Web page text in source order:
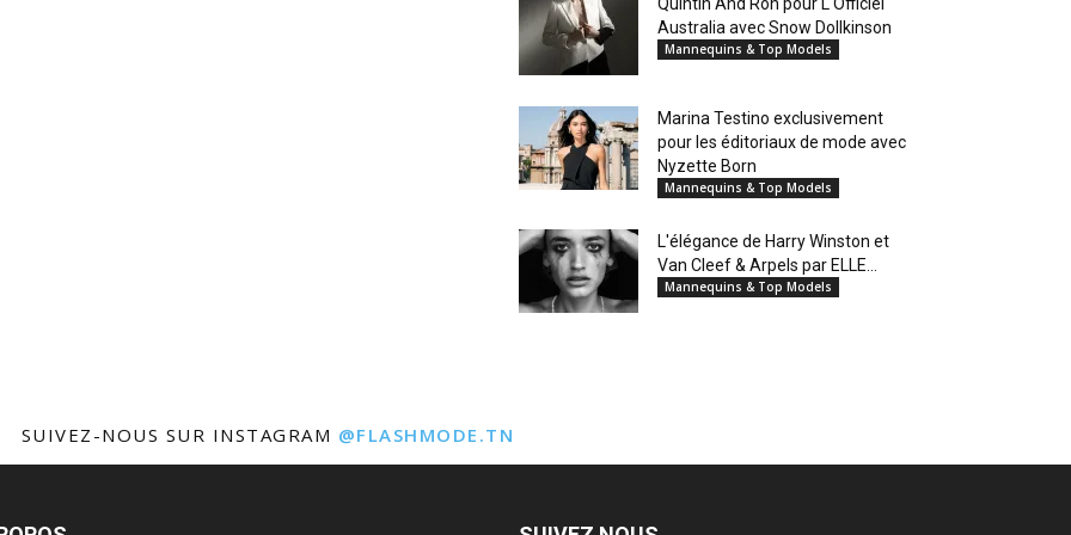
Australia avec Snow Dollkinson
Mannequins & Top Models
Marina Testino exclusivement
pour les éditoriaux de mode avec
Nyzette Born
Mannequins & Top Models
L'élégance de Harry Winston et
Van Cleef & Arpels par ELLE...
Mannequins & Top Models
SUIVEZ-NOUS SUR INSTAGRAM @FLASHMODE.TN